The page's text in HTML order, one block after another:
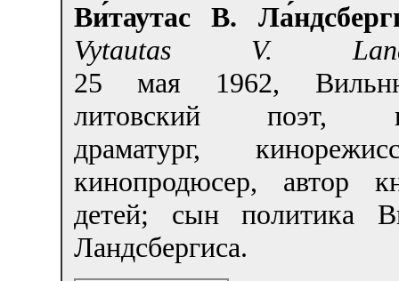
Ви́таутас В.
Vytautas V.
25 мая 1962,
литовский поэт,
драматург,
кинопродюсер, автор
детей; сын политика
Ландсбергиса.